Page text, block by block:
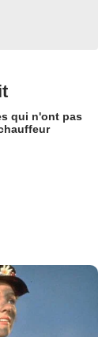
qui n'ont pas